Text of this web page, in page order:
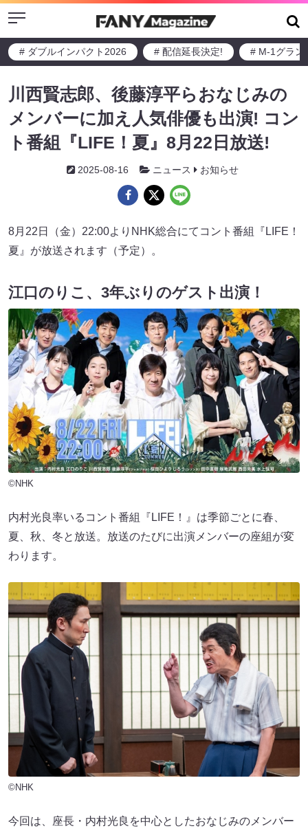
Menu
# ダブルインパクト2026 # 配信延長決定! # M-1グラン
川西賢志郎、後藤淳平らおなじみの
メンバーに加え人気俳優も出演! コン
ト番組『LIFE！夏』8月22日放送!
2025-08-16 ニュース お知らせ
8月22日（金）22:00よりNHK総合にてコント番組『LIFE！
夏』が放送されます（予定）。
江口のりこ、3年ぶりのゲスト出演！
©NHK
内村光良率いるコント番組『LIFE！』は季節ごとに春、
夏、秋、冬と放送。放送のたびに出演メンバーの座組が変
わります。
©NHK
今回は、座長・内村光良を中心としたおなじみのメンバー